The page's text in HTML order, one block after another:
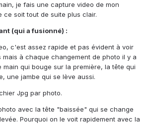
je fais une capture video de mon
ce soit tout de suite plus clair.
(qui a fusionné) :
c'est assez rapide et pas évident à voir
mais à chaque changement de photo il y a
main qui bouge sur la première, la tête qui
une jambe qui se lève aussi.
Jpg par photo.
avec la tête "baissée" qui se change
Pourquoi on le voit rapidement avec la